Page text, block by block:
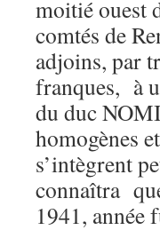
moitié ouest
comtés de
adjoins, par
franques, à
du duc
homogènes
s’intègrent
connaîtra
1941, année